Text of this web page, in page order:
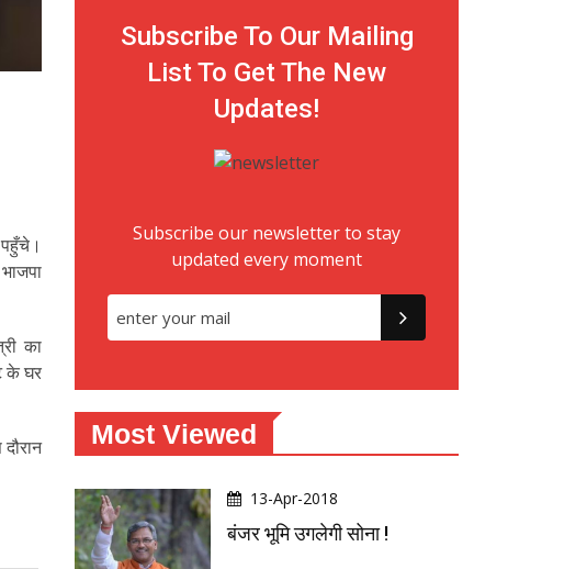
पहुँचे।
का
के घर
Subscribe To Our Mailing
List To Get The New
Updates!
Subscribe our newsletter to stay
updated every moment
Most Viewed
13-Apr-2018
बंजर भूमि उगलेगी सोना !